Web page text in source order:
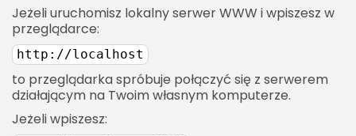
Jeżeli uruchomisz lokalny serwer WWW i wpiszesz w
przeglądarce:
http://localhost
to przeglądarka spróbuje połączyć się z serwerem
działającym na Twoim własnym komputerze.
Jeżeli wpiszesz:
Localhost w Linuxie
Localhost w administracji serwerami Linux
Najczęstsze błędy z localhost
Błąd „localhost refused to connect”
Błąd „This site can’t be reached”